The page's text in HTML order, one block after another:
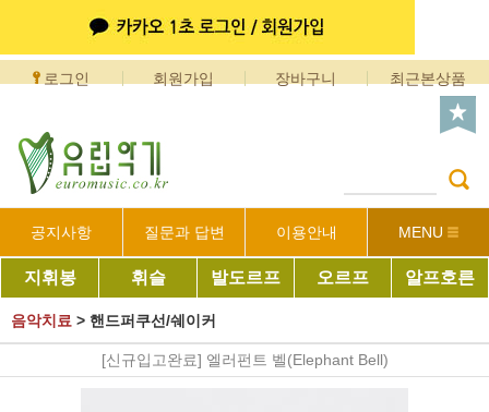
로그인 회원가입 장바구니 최근본상품
공지사항 질문과 답변 이용안내 MENU
지휘봉 휘슬 발도르프 오르프 알프호른
음악치료 > 핸드퍼쿠선/쉐이커
[신규입고완료] 엘러펀트 벨(Elephant Bell)